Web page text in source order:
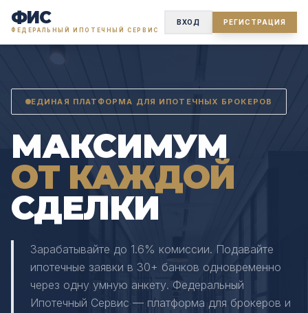
ФИС
ФЕДЕРАЛЬНЫЙ ИПОТЕЧНЫЙ СЕРВИС
ВХОД РЕГИСТРАЦИЯ
ЕДИНАЯ ПЛАТФОРМА ДЛЯ ИПОТЕЧНЫХ БРОКЕРОВ
МАКСИМУМ
ОТ КАЖДОЙ
СДЕЛКИ
Зарабатывайте до 1.6% комиссии. Подавайте
ипотечные заявки в 30+ банков одновременно
через одну умную анкету. Федеральный
Ипотечный Сервис — платформа для брокеров и